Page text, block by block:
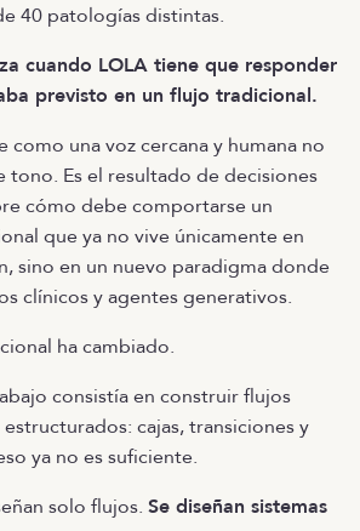
40 patologías distintas.
cuando LOLA tiene que responder
previsto en un flujo tradicional.
como una voz cercana y humana no
tono. Es el resultado de decisiones
cómo debe comportarse un
que ya no vive únicamente en
sino en un nuevo paradigma donde
clínicos y agentes generativos.
ha cambiado.
consistía en construir flujos
cajas, transiciones y
ya no es suficiente.
solo flujos. Se diseñan sistemas